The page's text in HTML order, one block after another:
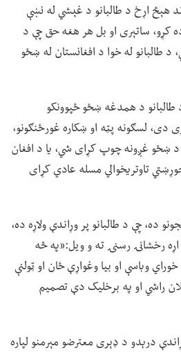
هېڅ اړخ د طالبانو د غېشي له نښې
کړو، ساتېری او بل هر هغه حق چې د
د طالبانو له خوا د افغانستان له ښځو
د همدغه ښځو ځپوونکو
دی، لسګونه پټه او ښکاره غورځنګونو،
ښځو غږونه چوپ کړای شي، یا د افغان
تاوتریخوالي مسله عادي کړای
ده، چې د طالبانو پر وړاندې ولاړه ده،
رخشانۍ رسنۍ ته و ویل:«په څه
وباسې او بیا وغواړې ځان او ټولنې
راشي او په برخلیک دې تصمیم
درېدو د ډېری معترضو مېرمنو لپاره